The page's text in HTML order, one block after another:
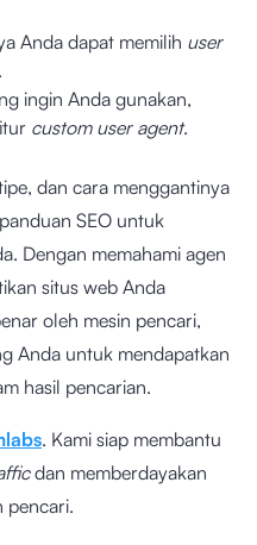
Anda dapat memilih user
ingin Anda gunakan,
custom user agent.
dan cara menggantinya
SEO untuk
Dengan memahami agen
situs web Anda
oleh mesin pencari,
Anda untuk mendapatkan
hasil pencarian.
. Kami siap membantu
dan memberdayakan
pencari.